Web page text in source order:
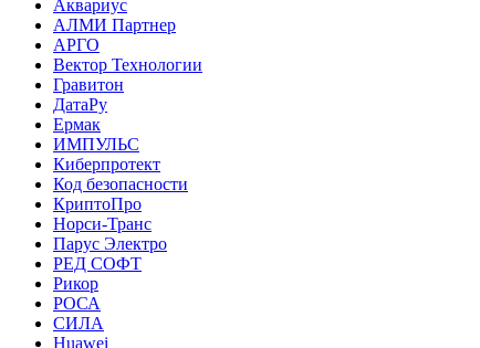
Аквариус
АЛМИ Партнер
АРГО
Вектор Технологии
Гравитон
ДатаРу
Ермак
ИМПУЛЬС
Киберпротект
Код безопасности
КриптоПро
Норси-Транс
Парус Электро
РЕД СОФТ
Рикор
РОСА
СИЛА
Huawei